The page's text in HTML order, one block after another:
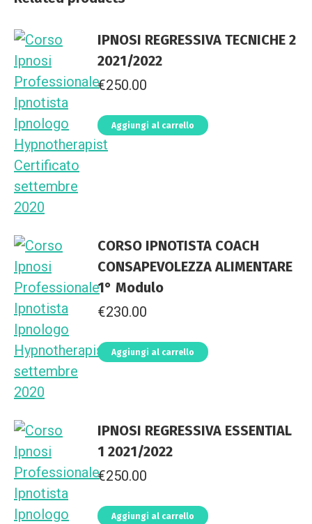
IPNOSI REGRESSIVA TECNICHE 2
2021/2022
€250.00
Aggiungi al carrello
CORSO IPNOTISTA COACH
CONSAPEVOLEZZA ALIMENTARE
1° Modulo
€230.00
Aggiungi al carrello
IPNOSI REGRESSIVA ESSENTIAL
1 2021/2022
€250.00
Aggiungi al carrello